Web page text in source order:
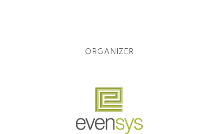
ORGANIZER